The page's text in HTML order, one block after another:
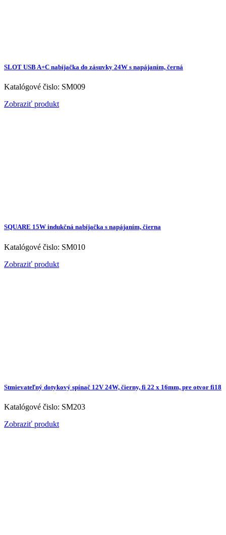
SLOT USB A+C nabíjačka do zásuvky 24W s napájaním, černá
Katalógové čislo: SM009
Zobraziť produkt
SQUARE 15W indukčná nabíjačka s napájaním, čierna
Katalógové čislo: SM010
Zobraziť produkt
Stmievateľný dotykový spínač 12V 24W, čierny, fi 22 x 16mm, pre otvor fi18
Katalógové čislo: SM203
Zobraziť produkt